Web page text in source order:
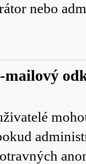
nebo